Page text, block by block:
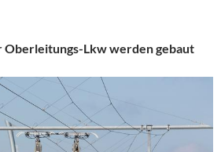
Oberleitungs-Lkw werden gebaut